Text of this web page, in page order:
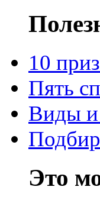
10
Пять
Виды и
Это